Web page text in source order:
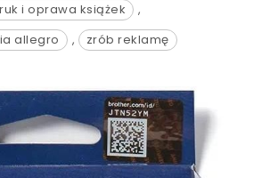
i oprawa książek
,
allegro
, zrób reklamę